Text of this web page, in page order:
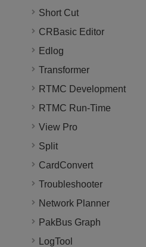
Short Cut
CRBasic Editor
Edlog
Transformer
RTMC Development
RTMC Run-Time
View Pro
Split
CardConvert
Troubleshooter
Network Planner
PakBus Graph
LogTool